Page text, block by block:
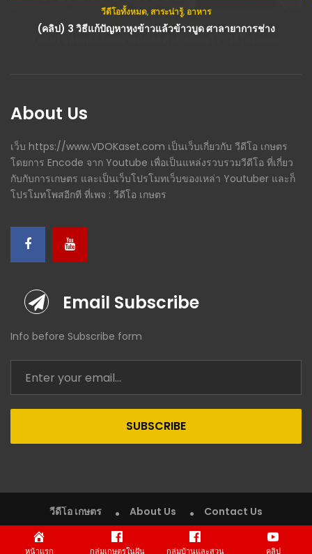
วีดีโอทั้งหมด, สาระน่ารู้, อาหาร
(คลิป) 3 วิธีแก้ปัญหาหุงข้าวแล้วข้าวบูด ศาลายาการช่าง
About Us
เว็บ https://www.VDOKaset.com เป็นเว็บเกี่ยวกับ วีดีโอ เกษตร
โดยการ Encode จาก Youtube เพื่อเป็นแหล่งรวบรวมวีดีโอ ที่เกี่ยว
กับกับการเกษตร และเป็นเว็บโปรโมทเว็บของเหล่า Youtuber และก็
โปรโมทโพสอีกที ที่เพจ : วีดีโอ เกษตร
Email Subscribe
Info before Subscribe form
SUBSCRIBE
วีดีโอ เกษตร About Us Contact Us
Copyright © 2020 VDO Kaset (วีดีโอ เกษตร). All rights reserved.
หน้าแรก กลุ่มเกษตรในฝัน กลุ่มบ้านและสวน คลิป